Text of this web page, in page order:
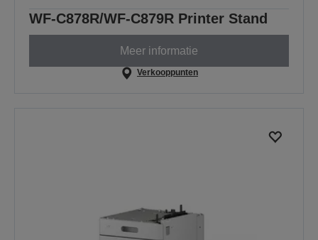
WF-C878R/WF-C879R Printer Stand
Meer informatie
Verkooppunten